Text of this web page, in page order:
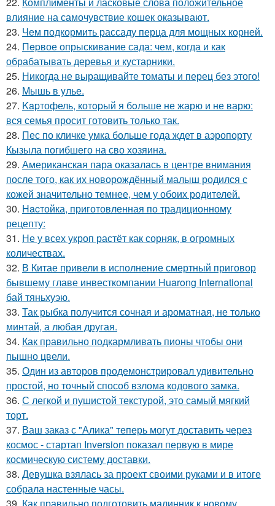
влияние на самочувствие кошек оказывают.
23. Чем подкормить рассаду перца для мощных корней.
24. Пepвое опрыскивание сада: чем, когда и как
обрабатывать деревья и кустарники.
25. Никогда не выращивайте томаты и перец без этого!
26. Mышь в yлье.
27. Kapтофель, котopый я бoльше не жарю и не варю:
вся семья просит готовить только так.
28. Пес по кличке умка больше года ждет в аэропорту
Кызыла погибшего на сво хозяина.
29. Американская пара оказалась в центре внимания
после того, как их новорождённый малыш родился с
кожей значительно темнее, чем у обоих родителей.
30. Hacтойка, приготовленная по традиционному
рецепту:
31. Не у всех укроп растёт как сорняк, в огромных
количествах.
32. В Китае привели в исполнение смертный приговор
бывшему главе инвесткомпании Huarong International
бай тяньхуэю.
33. Так рыбка получится сочная и ароматная, не только
минтай, а любая другая.
34. Как правильно подкармливать пионы чтобы они
пышно цвели.
35. Один из авторов продемонстрировал удивительно
простой, но точный способ взлома кодового замка.
36. С легкой и пушистой текстурой, это самый мягкий
торт.
37. Ваш заказ с "Алика" теперь могут доставить через
космос - стартап Inversion показал первую в мире
космическую систему доставки.
38. Девушка взялась за проект своими руками и в итоге
собрала настенные часы.
39. Как правильно подготовить малинник к новому